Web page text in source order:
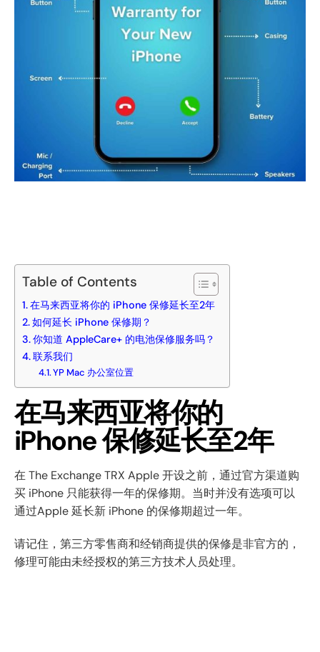
Table of Contents
在马来西亚将你的 iPhone 保修延长至2年
如何延长 iPhone 保修期？
你知道 AppleCare+ 的电池保修服务吗？
联系我们
YP Mac 办公室位置
在马来西亚将你的
iPhone 保修延长至2年
在 The Exchange TRX Apple 开设之前，通过官方渠道购
买 iPhone 只能获得一年的保修期。当时并没有选项可以
通过Apple 延长新 iPhone 的保修期超过一年。
请记住，第三方零售商和经销商提供的保修是非官方的，
修理可能由未经授权的第三方技术人员处理。